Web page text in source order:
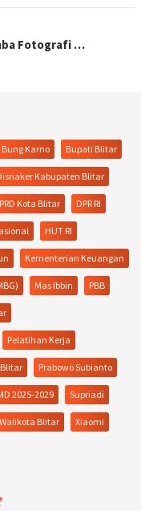
Fotografi …
Bung Karno Bupati Blitar
Kabupaten Blitar
Kota Blitar DPR RI
HUT RI
Kementerian Keuangan
Mas Ibbin PBB
Pelatihan Kerja
Prabowo Subianto
2025-2029 Supriadi
Walikota Blitar Xiaomi